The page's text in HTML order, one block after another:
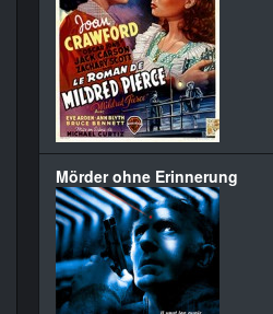
Mörder ohne Erinnerung